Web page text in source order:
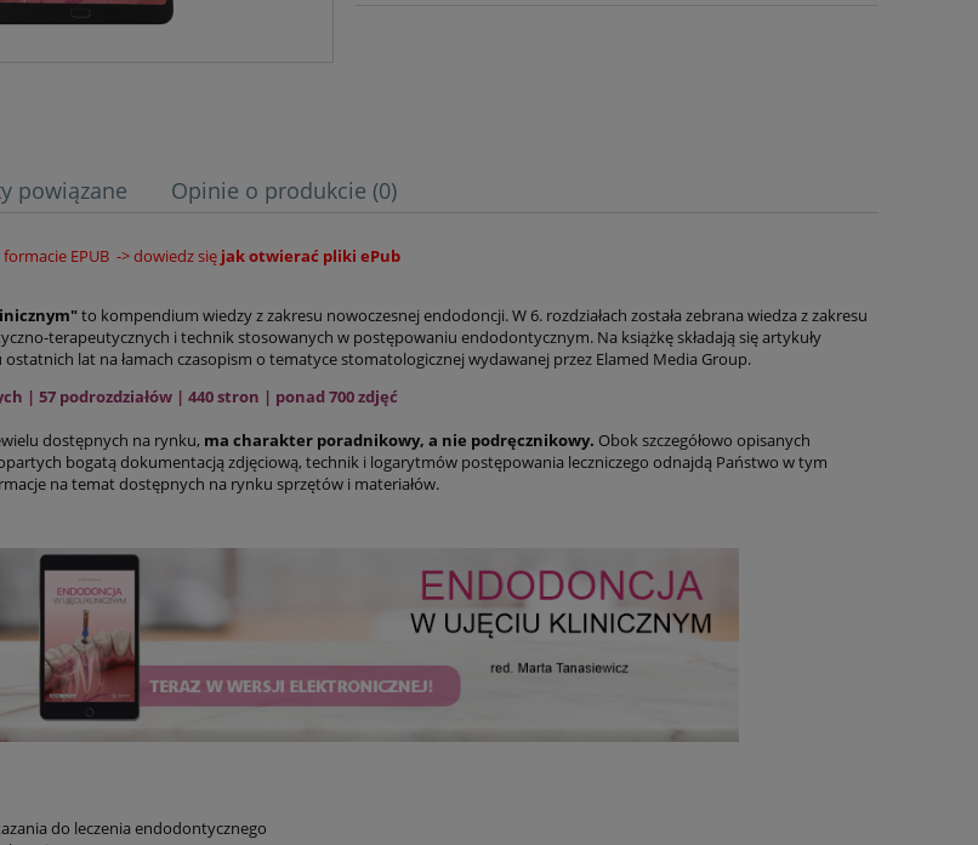
powiązane Opinie o produkcie (0)
EPUB -> dowiedz się jak otwierać pliki ePub
to kompendium wiedzy z zakresu nowoczesnej endodoncji. W 6. rozdziałach została zebrana wiedza z zakresu
terapeutycznych i technik stosowanych w postępowaniu endodontycznym. Na książkę składają się artykuły
lat na łamach czasopism o tematyce stomatologicznej wydawanej przez Elamed Media Group.
| 57 podrozdziałów | 440 stron | ponad 700 zdjęć
dostępnych na rynku, ma charakter poradnikowy, a nie podręcznikowy. Obok szczegółowo opisanych
bogatą dokumentacją zdjęciową, technik i logarytmów postępowania leczniczego odnajdą Państwo w tym
na temat dostępnych na rynku sprzętów i materiałów.
do leczenia endodontycznego